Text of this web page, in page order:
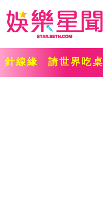
針線緣 請世界吃桌